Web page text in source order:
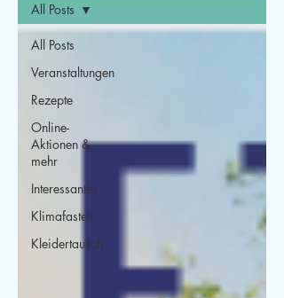
All Posts
Veranstaltungen
Rezepte
Online-
Aktionen &
mehr
Interessantes
Klimafasten
Kleidertausch
All Posts